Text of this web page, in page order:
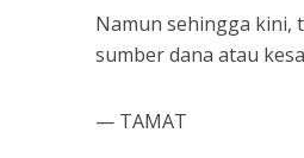
Namun sehingga kini,
sumber dana atau
— TAMAT